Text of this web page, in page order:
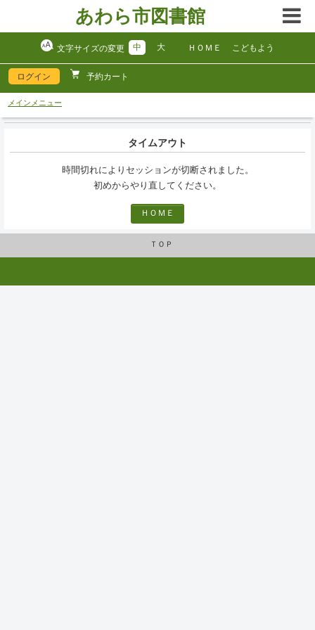
あわら市図書館
文字サイズの変更 中 大 ＨＯＭＥ こどもよう
ログイン 予約カート
メインメニュー
タイムアウト
時間切れによりセッションが切断されました。
初めからやり直してください。
ＨＯＭＥ
ＴＯＰ